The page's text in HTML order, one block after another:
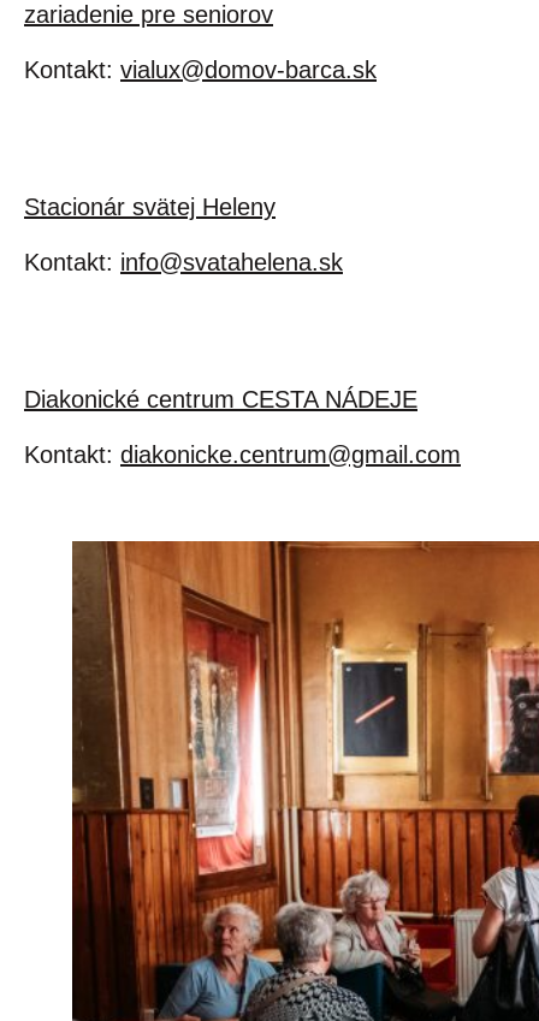
zariadenie pre seniorov
Kontakt: vialux@domov-barca.sk
Stacionár svätej Heleny
Kontakt: info@svatahelena.sk
Diakonické centrum CESTA NÁDEJE
Kontakt: diakonicke.centrum@gmail.com